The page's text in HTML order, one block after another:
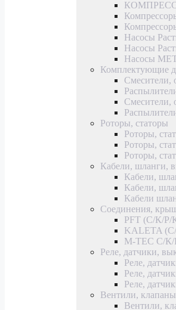
Насосы
Насосы
Насосы
Комплектующие
Смесители,
Смесители,
Роторы, статоры
Роторы,
Роторы,
Роторы,
Кабели, шланги,
Кабели,
Кабели,
Кабели
Соединения,
PFT (С/К/Р/
KALETA
M-TEC С/
Реле, датчики,
Реле,
Реле,
Реле,
Вентили, клапаны
Вентили,